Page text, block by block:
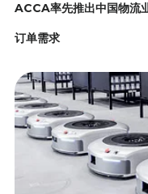
ACCA率先推出中国物流
订单需求